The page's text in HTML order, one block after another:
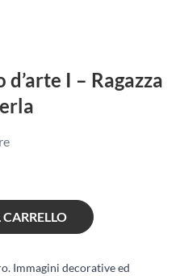
I – Ragazza
Immagini decorative ed